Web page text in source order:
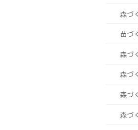
森づ
苗づ
森づ
森づ
森づ
森づ